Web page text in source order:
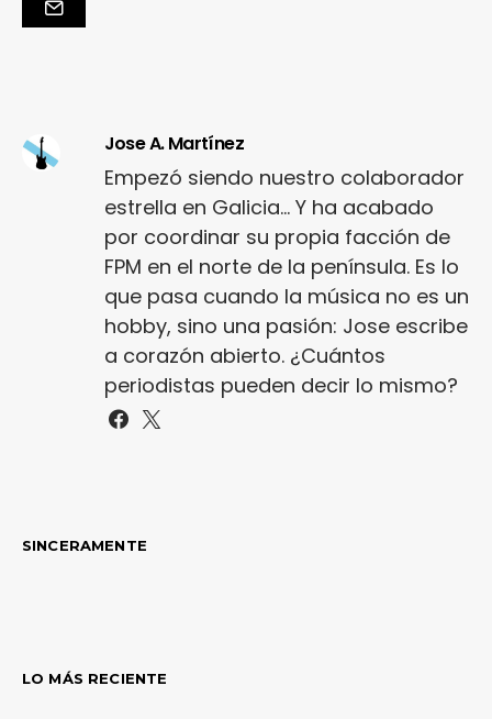
Jose A. Martínez
Empezó siendo nuestro colaborador
estrella en Galicia... Y ha acabado
por coordinar su propia facción de
FPM en el norte de la península. Es lo
que pasa cuando la música no es un
hobby, sino una pasión: Jose escribe
a corazón abierto. ¿Cuántos
periodistas pueden decir lo mismo?
SINCERAMENTE
LO MÁS RECIENTE